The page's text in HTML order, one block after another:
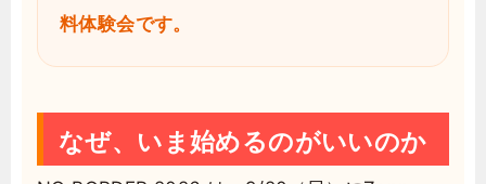
料体験会です。
なぜ、いま始めるのがいいのか